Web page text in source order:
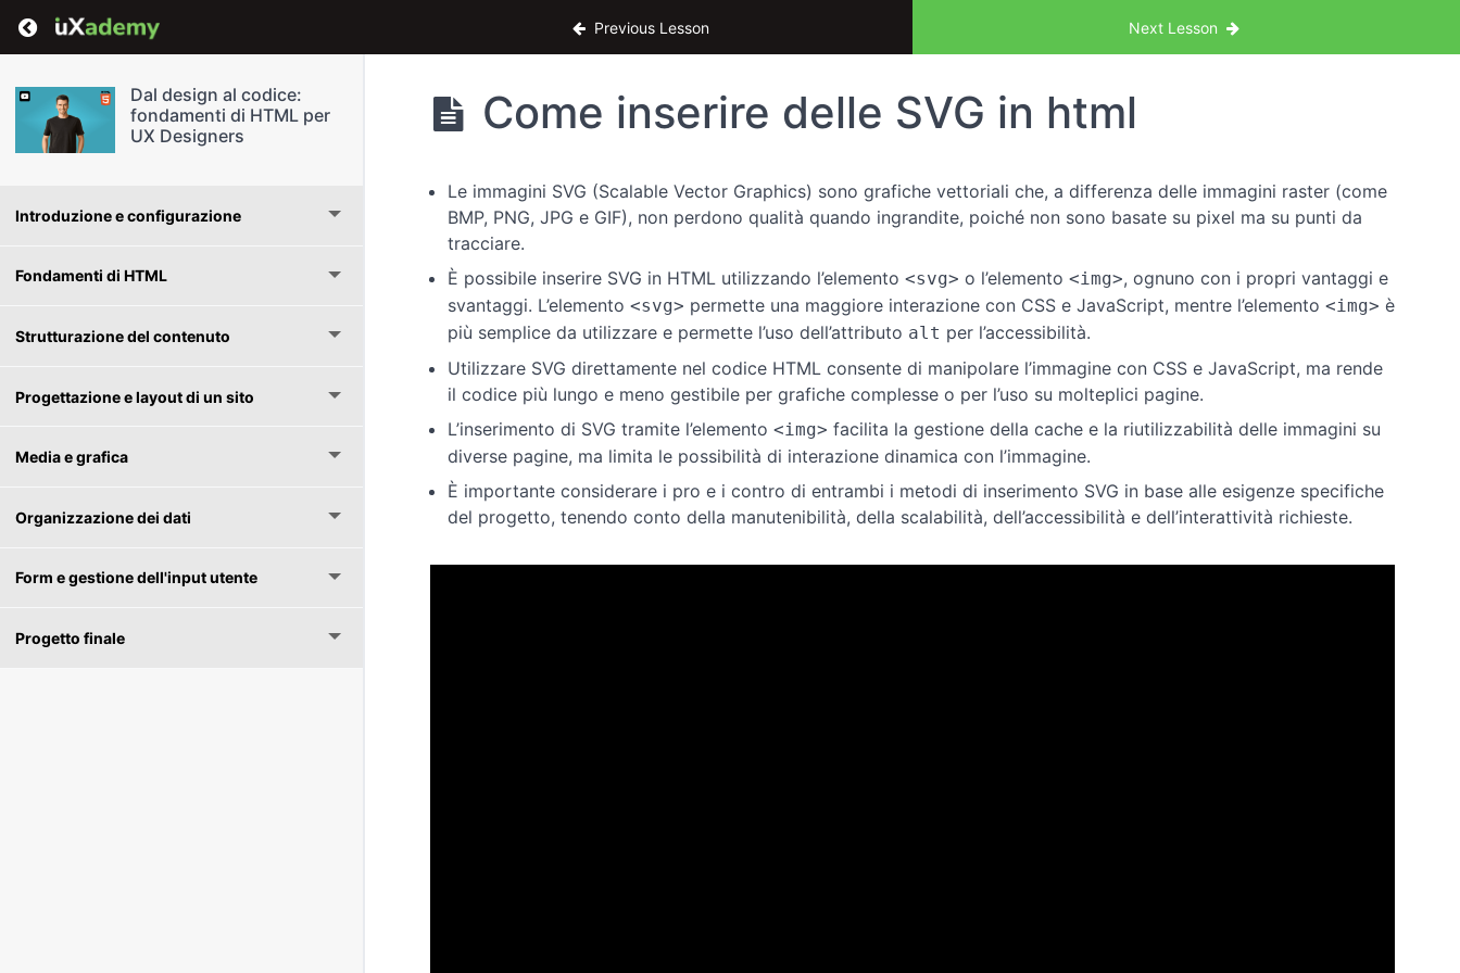
Return to course: Dal design al codice: fondamenti di HTML per UX Designers
Previous Lesson Next Lesson
Dal design al codice:
fondamenti di HTML per
UX Designers
Introduzione e configurazione
Fondamenti di HTML
Strutturazione del contenuto
Progettazione e layout di un sito
Media e grafica
Organizzazione dei dati
Form e gestione dell'input utente
Progetto finale
Come inserire delle SVG in html
Le immagini SVG (Scalable Vector Graphics) sono grafiche vettoriali che, a differenza delle immagini raster (come
BMP, PNG, JPG e GIF), non perdono qualità quando ingrandite, poiché non sono basate su pixel ma su punti da
tracciare.
È possibile inserire SVG in HTML utilizzando l’elemento <svg> o l’elemento <img>, ognuno con i propri vantaggi e
svantaggi. L’elemento <svg> permette una maggiore interazione con CSS e JavaScript, mentre l’elemento <img> è
più semplice da utilizzare e permette l’uso dell’attributo alt per l’accessibilità.
Utilizzare SVG direttamente nel codice HTML consente di manipolare l’immagine con CSS e JavaScript, ma rende
il codice più lungo e meno gestibile per grafiche complesse o per l’uso su molteplici pagine.
L’inserimento di SVG tramite l’elemento <img> facilita la gestione della cache e la riutilizzabilità delle immagini su
diverse pagine, ma limita le possibilità di interazione dinamica con l’immagine.
È importante considerare i pro e i contro di entrambi i metodi di inserimento SVG in base alle esigenze specifiche
del progetto, tenendo conto della manutenibilità, della scalabilità, dell’accessibilità e dell’interattività richieste.